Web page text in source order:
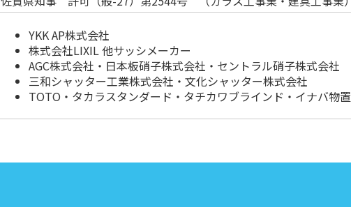
YKK AP株式会社
株式会社LIXIL 他サッシメーカー
AGC株式会社・日本板硝子株式会社・セントラル硝子株式会社
三和シャッター工業株式会社・文化シャッター株式会社
TOTO・タカラスタンダード・タチカワブラインド・イナバ物置